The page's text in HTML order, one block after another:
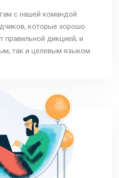
с нашей командой
которые хорошо
правильной дикцией, и
так и целевым языком.